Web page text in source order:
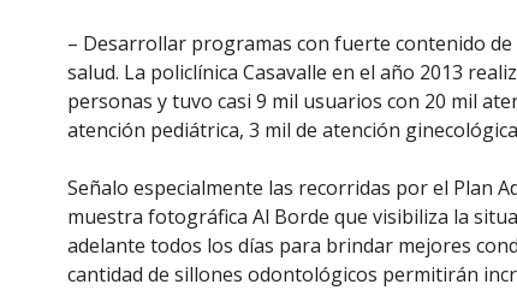
– Desarrollar programas con fuerte contenido
salud. La policlínica Casavalle en el año 2013
personas y tuvo casi 9 mil usuarios con 20 mil
atención pediátrica, 3 mil de atención
Señalo especialmente las recorridas por el Plan
muestra fotográfica Al Borde que visibiliza la
adelante todos los días para brindar mejores
cantidad de sillones odontológicos permitirán